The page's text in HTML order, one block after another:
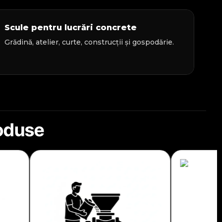
Scule pentru lucrări concrete
Grădină, atelier, curte, construcții și gospodărie.